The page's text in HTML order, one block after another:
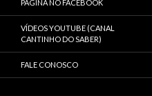
PÁGINA NO FACEBOOK
VÍDEOS YOUTUBE (CANAL
CANTINHO DO SABER)
FALE CONOSCO